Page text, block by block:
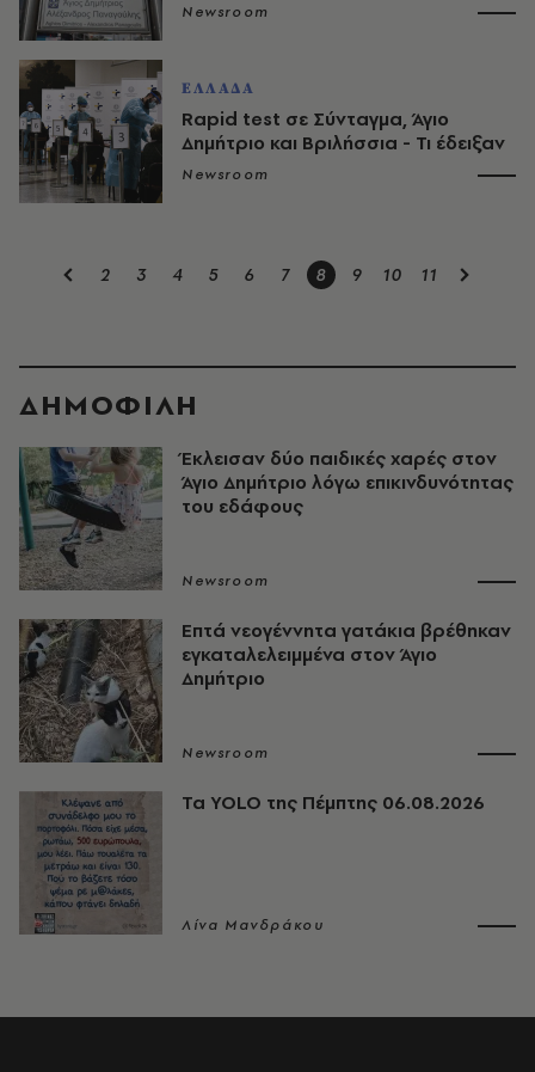
Newsroom
ΕΛΛΑΔΑ
Rapid test σε Σύνταγμα, Άγιο
Δημήτριο και Βριλήσσια - Τι έδειξαν
Newsroom
2 3 4 5 6 7 8 9 10 11
ΔΗΜΟΦΙΛΗ
Έκλεισαν δύο παιδικές χαρές στον
Άγιο Δημήτριο λόγω επικινδυνότητας
του εδάφους
Newsroom
Επτά νεογέννητα γατάκια βρέθηκαν
εγκαταλελειμμένα στον Άγιο
Δημήτριο
Newsroom
Τα YOLO της Πέμπτης 06.08.2026
Λίνα Μανδράκου